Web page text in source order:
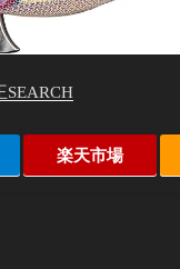
SEARCH
楽天市場